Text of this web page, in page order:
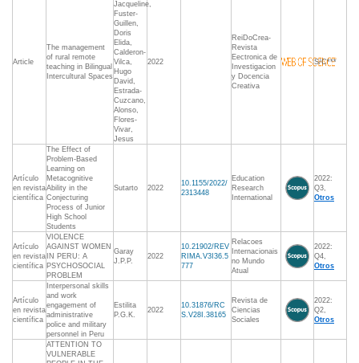
Article
The management
of rural remote
teaching in Bilingual
Intercultural Spaces
Jacqueline,
Fuster-
Guillen,
Doris
Elida,
Calderon-
Vilca,
Hugo
David,
Estrada-
Cuzcano,
Alonso,
Flores-
Vivar,
Jesus
2022
ReiDoCrea-
Revista
Eectronica de
Investigacion
y Docencia
Creativa
S/C***
Artículo
en revista
científica
The Effect of
Problem-Based
Learning on
Metacognitive
Ability in the
Conjecturing
Process of Junior
High School
Students
Sutarto 2022
10.1155/2022/
2313448
Education
Research
International
2022:
Q3,
Otros
Artículo
en revista
científica
VIOLENCE
AGAINST WOMEN
IN PERU: A
PSYCHOSOCIAL
PROBLEM
Garay
J.P.P.
2022
10.21902/REV
RIMA.V3I36.5
777
Relacoes
Internacionais
no Mundo
Atual
2022:
Q4,
Otros
Artículo
en revista
científica
Interpersonal skills
and work
engagement of
administrative
police and military
personnel in Peru
Estilita
P.G.K.
2022
10.31876/RC
S.V28I.38165
Revista de
Ciencias
Sociales
2022:
Q2,
Otros
ATTENTION TO
VULNERABLE